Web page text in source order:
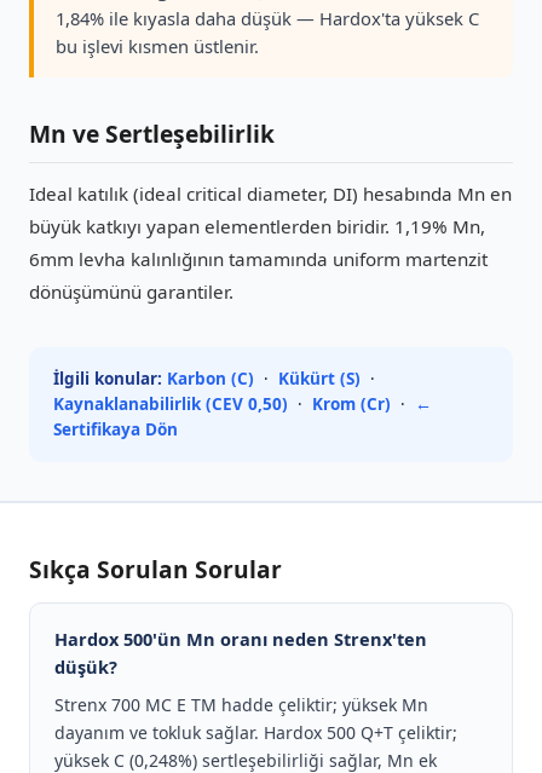
1,84% ile kıyasla daha düşük — Hardox'ta yüksek C
bu işlevi kısmen üstlenir.
Mn ve Sertleşebilirlik
Ideal katılık (ideal critical diameter, DI) hesabında Mn en
büyük katkıyı yapan elementlerden biridir. 1,19% Mn,
6mm levha kalınlığının tamamında uniform martenzit
dönüşümünü garantiler.
İlgili konular: Karbon (C) · Kükürt (S) ·
Kaynaklanabilirlik (CEV 0,50) · Krom (Cr) ·
←
Sertifikaya Dön
Sıkça Sorulan Sorular
Hardox 500'ün Mn oranı neden Strenx'ten
düşük?
Strenx 700 MC E TM hadde çeliktir; yüksek Mn
dayanım ve tokluk sağlar. Hardox 500 Q+T çeliktir;
yüksek C (0,248%) sertleşebilirliği sağlar, Mn ek